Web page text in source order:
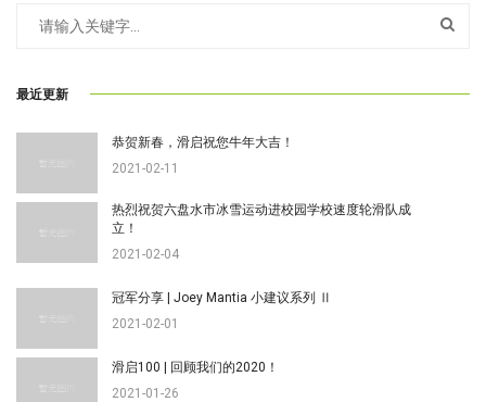
最近更新
恭贺新春，滑启祝您牛年大吉！
2021-02-11
热烈祝贺六盘水市冰雪运动进校园学校速度轮滑队成
立！
2021-02-04
冠军分享 | Joey Mantia 小建议系列 Ⅱ
2021-02-01
滑启100 | 回顾我们的2020！
2021-01-26